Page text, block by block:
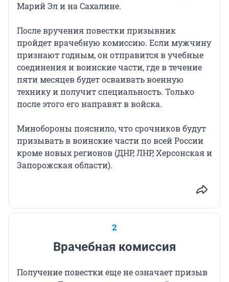
Марий Эл и на Сахалине.
После вручения повестки призывник
пройдет врачебную комиссию. Если мужчину
признают годным, он отправится в учебные
соединения и воинские части, где в течение
пяти месяцев будет осваивать военную
технику и получит специальность. Только
после этого его направят в войска.
Минобороны пояснило, что срочников будут
призывать в воинские части по всей России
кроме новых регионов (ДНР, ЛНР, Херсонская и
Запорожская области).
2
Врачебная комиссия
Получение повестки еще не означает призыв